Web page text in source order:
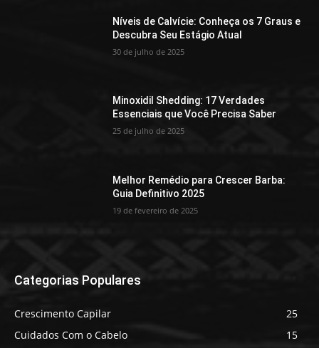
Níveis de Calvície: Conheça os 7 Graus e
Descubra Seu Estágio Atual
30 de julho de 2025
Minoxidil Shedding: 17 Verdades
Essenciais que Você Precisa Saber
25 de julho de 2025
Melhor Remédio para Crescer Barba:
Guia Definitivo 2025
19 de fevereiro de 2025
Categorias Populares
Crescimento Capilar
25
Cuidados Com o Cabelo
15